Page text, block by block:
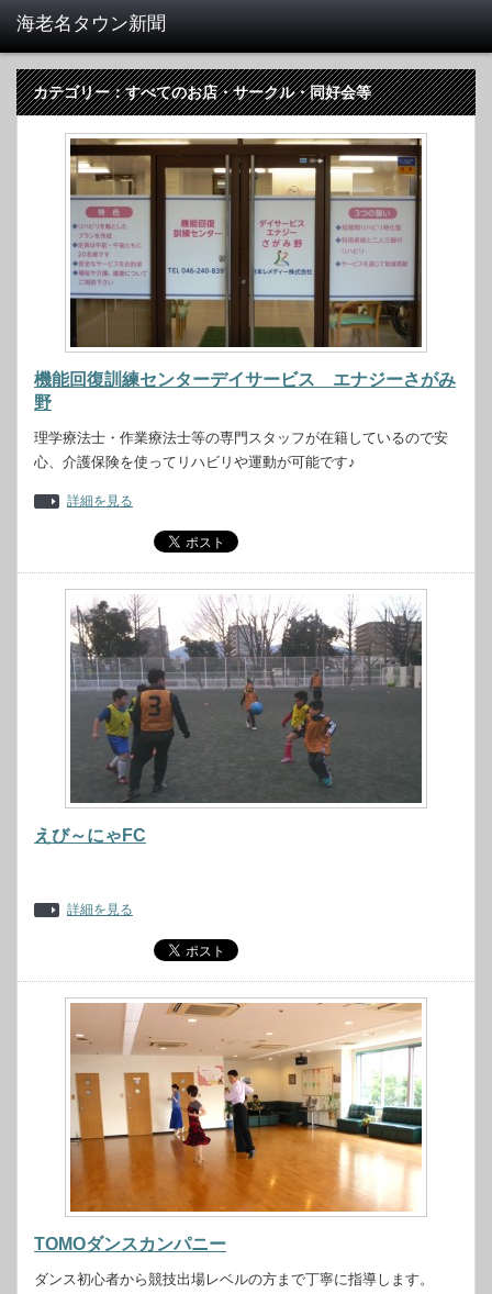
カテゴリー：すべてのお店・サークル・同好会等
機能回復訓練センターデイサービス エナジーさがみ
野
理学療法士・作業療法士等の専門スタッフが在籍しているので安
心、介護保険を使ってリハビリや運動が可能です♪
詳細を見る
えび～にゃFC
詳細を見る
TOMOダンスカンパニー
ダンス初心者から競技出場レベルの方まで丁寧に指導します。